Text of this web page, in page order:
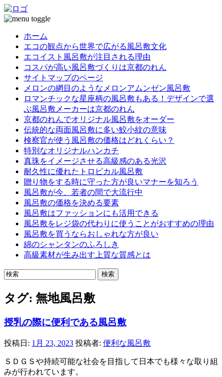
ホーム
エコの観点から世界で広がる風呂敷文化
エコイスト風呂敷が注目される理由
コスパが高い風呂敷づくりは京都のれん
サイトマップのページ
メロンの網目のようなメロンアムンゼン風呂敷
ロマンチックな星座柄の風呂敷もある！デザインで選
ぶ風呂敷メーカーは京都のれん
京都のれんでオリジナル風呂敷をオーダー
伝統的な両面風呂敷に多い鮫小紋の意味
検察官が使う風呂敷の価格はどれくらい？
特別なオリジナルハンカチ
真珠をイメージさせる高級感のある光沢
耐久性に優れたトロピカル風呂敷
贈り物をする時に守った方が良いマナーを知ろう
風呂敷が今、若者の間で大流行中
風呂敷の価格を決める要素
風呂敷はファッションにも活用できる
風呂敷をレジ袋の代わりに使うことがおすすめの理由
風呂敷を買うならおしゃれな方が良い
綿のシャンタンのふろしき
高級素材が生み出す上質な質感とは
タグ: 無地風呂敷
授乳の際に便利である風呂敷
投稿日: 1月 23, 2023 投稿者: 便利な風呂敷
ＳＤＧＳや持続可能な社会を目指して日本でも様々な取り組
みが行われています。